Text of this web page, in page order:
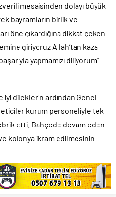
mesaisinden dolayı büyük
bayramların birlik ve
öne çıkardığına dikkat çeken
giriyoruz Allah’tan kaza
yapmamızı diliyorum”
iyi dileklerin ardından Genel
kurum personeliyle tek
etti. Bahçede devam eden
kolonya ikram edilmesinin